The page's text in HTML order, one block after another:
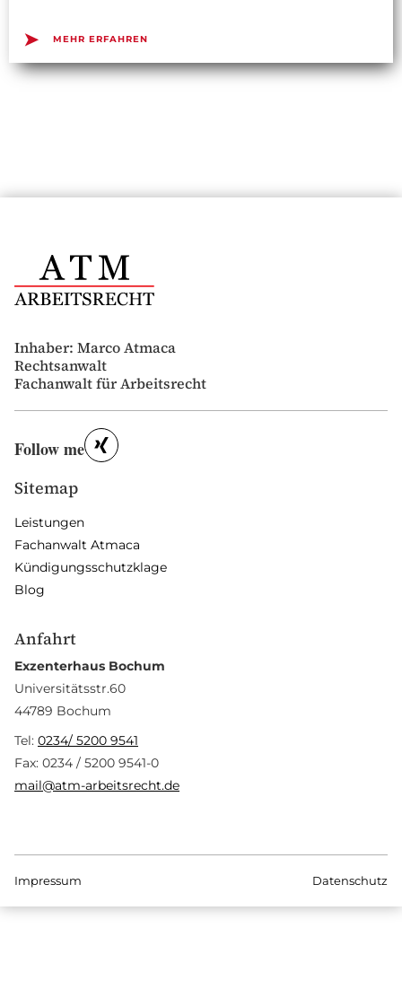
➤ MEHR ERFAHREN
Inhaber: Marco Atmaca
Rechtsanwalt
Fachanwalt für Arbeitsrecht
Follow me
Sitemap
Leistungen
Fachanwalt Atmaca
Kündigungsschutzklage
Blog
Anfahrt
Exzenterhaus Bochum
Universitätsstr.60
44789 Bochum
Tel: 0234/ 5200 9541
Fax: 0234 / 5200 9541-0
mail@atm-arbeitsrecht.de
Impressum Datenschutz